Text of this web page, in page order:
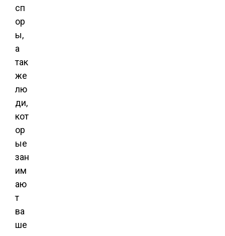
сп
ор
ы,
а
так
же
лю
ди,
кот
ор
ые
зан
им
аю
т
ва
ше